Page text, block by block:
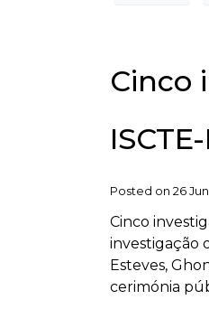
Cinco
Posted on 26
Cinco
investigação
Esteves,
cerimónia